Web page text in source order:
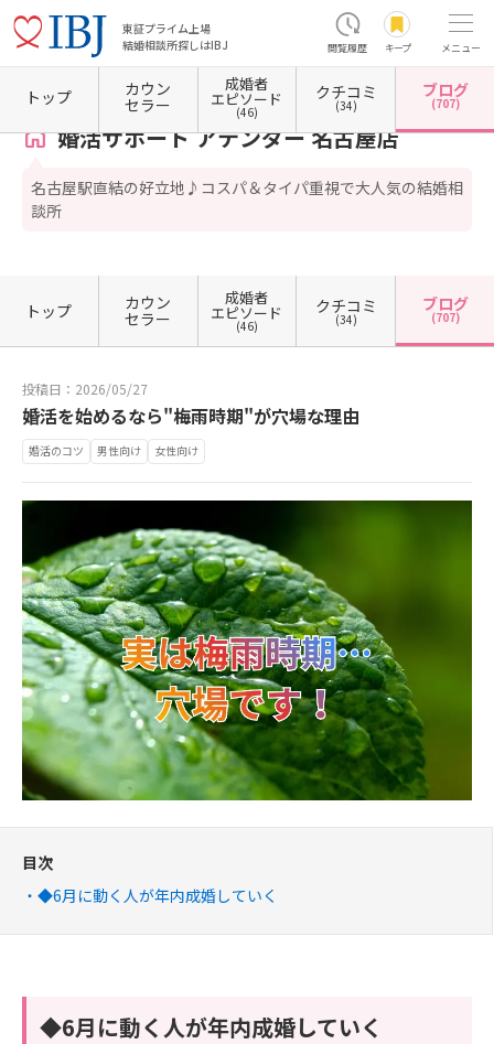
東証プライム上場
結婚相談所探しはIBJ
閲覧履歴 キープ メニュー
ホーム 愛知県の結婚相談所 愛知県名古屋市 愛知県名古屋市中村区 愛知県名古屋市
婚活サポート アテンダー 名古屋店
名古屋駅直結の好立地♪コスパ＆タイパ重視で大人気の結婚相
談所
トップ カウン
セラー
成婚者
エピソード
(46)
クチコミ
(34)
ブログ
(707)
トップ カウン
セラー
成婚者
エピソード
(46)
クチコミ
(34)
ブログ
(707)
投稿日：2026/05/27
婚活を始めるなら"梅雨時期"が穴場な理由
婚活のコツ 男性向け 女性向け
目次
◆6月に動く人が年内成婚していく
◆6月に動く人が年内成婚していく